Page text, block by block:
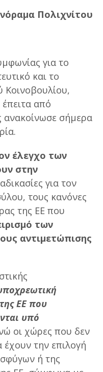
Πολιχνίτου
για το
και το
από
ανακοίνωσε σήμερα
έλεγχο των
στην
για τον
τους κανόνες
της ΕΕ που
των
αντιμετώπισης
ΕΕ που
υπό
οι χώρες που δεν
την επιλογή
ή της